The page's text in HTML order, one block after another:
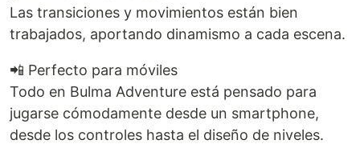
Las transiciones y movimientos están bien
trabajados, aportando dinamismo a cada escena.
📲 Perfecto para móviles
Todo en Bulma Adventure está pensado para
jugarse cómodamente desde un smartphone,
desde los controles hasta el diseño de niveles.